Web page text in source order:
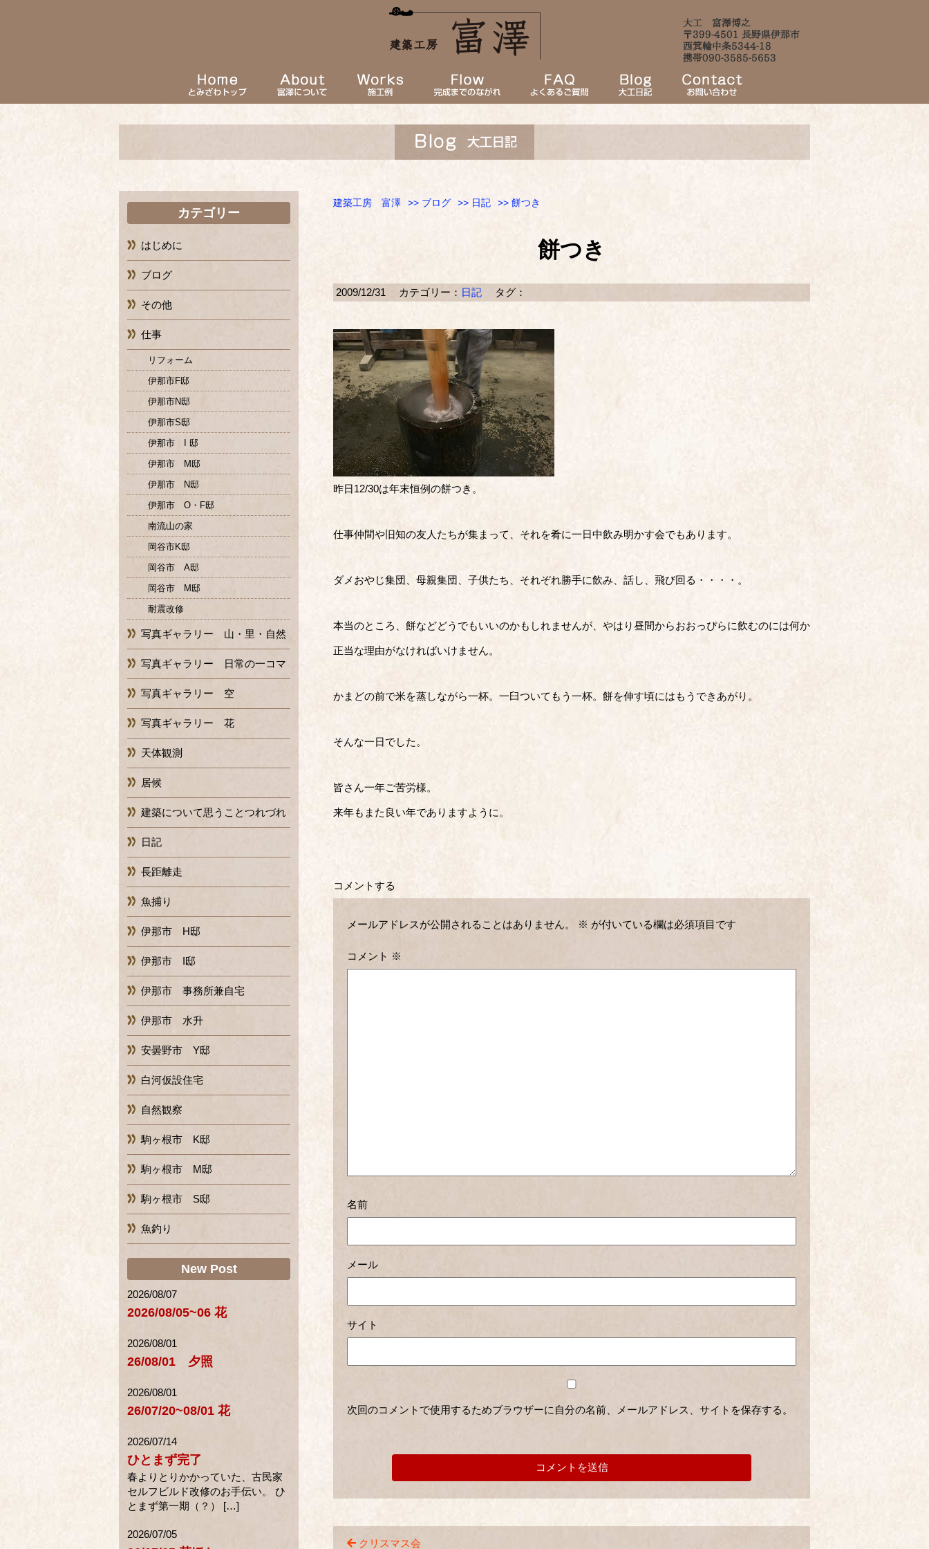
建築工房 富澤 >> ブログ >> 日記 >> 餅つき
餅つき
2009/12/31 カテゴリー： 日記 タグ：
昨日12/30は年末恒例の餅つき。
仕事仲間や旧知の友人たちが集まって、それを肴に一日中飲み明かす会でもあります。
ダメおやじ集団、母親集団、子供たち、それぞれ勝手に飲み、話し、飛び回る・・・・。
本当のところ、餅などどうでもいいのかもしれませんが、やはり昼間からおおっぴらに飲むのには何か
正当な理由がなければいけません。
かまどの前で米を蒸しながら一杯。一臼ついてもう一杯。餅を伸す頃にはもうできあがり。
そんな一日でした。
皆さん一年ご苦労様。
来年もまた良い年でありますように。
コメントする
メールアドレスが公開されることはありません。 ※ が付いている欄は必須項目です
コメント ※
名前
メール
サイト
次回のコメントで使用するためブラウザーに自分の名前、メールアドレス、サイトを保存する。
クリスマス会
カテゴリー
はじめに
ブログ
その他
仕事
リフォーム
伊那市F邸
伊那市N邸
伊那市S邸
伊那市 I 邸
伊那市 M邸
伊那市 N邸
伊那市 O・F邸
南流山の家
岡谷市K邸
岡谷市 A邸
岡谷市 M邸
耐震改修
写真ギャラリー 山・里・自然
写真ギャラリー 日常の一コマ
写真ギャラリー 空
写真ギャラリー 花
天体観測
居候
建築について思うことつれづれ
日記
長距離走
魚捕り
伊那市 H邸
伊那市 I邸
伊那市 事務所兼自宅
伊那市 水升
安曇野市 Y邸
白河仮設住宅
自然観察
駒ヶ根市 K邸
駒ヶ根市 M邸
駒ヶ根市 S邸
魚釣り
New Post
2026/08/07
2026/08/05~06 花
2026/08/01
26/08/01 夕照
2026/08/01
26/07/20~08/01 花
2026/07/14
ひとまず完了
春よりとりかかっていた、古民家
セルフビルド改修のお手伝い。 ひ
とまず第一期（？） […]
2026/07/05